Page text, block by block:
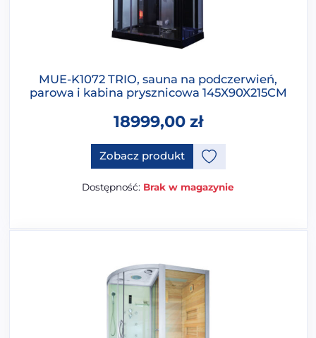
MUE-K1072 TRIO, sauna na podczerwień,
parowa i kabina prysznicowa 145X90X215CM
18999,00 zł
Zobacz produktTen produkt ma opcje, które
Dostępność: Brak w magazynie